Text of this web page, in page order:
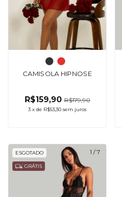
CAMISOLA HIPNOSE
R$159,90R$179,90
3 x de R$53,30 sem juros
1 /7
ESGOTADO
GRÁTIS